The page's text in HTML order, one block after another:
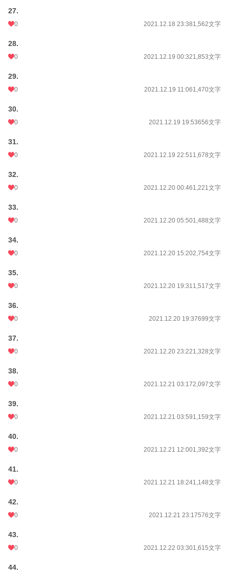
27.
0 2021.12.18 23:381,562文字
28.
0 2021.12.19 00:321,853文字
29.
0 2021.12.19 11:061,470文字
30.
0 2021.12.19 19:53656文字
31.
0 2021.12.19 22:511,678文字
32.
0 2021.12.20 00:461,221文字
33.
0 2021.12.20 05:501,488文字
34.
0 2021.12.20 15:202,754文字
35.
0 2021.12.20 19:311,517文字
36.
0 2021.12.20 19:37699文字
37.
0 2021.12.20 23:221,328文字
38.
0 2021.12.21 03:172,097文字
39.
0 2021.12.21 03:591,159文字
40.
0 2021.12.21 12:001,392文字
41.
0 2021.12.21 18:241,148文字
42.
0 2021.12.21 23:17576文字
43.
0 2021.12.22 03:301,615文字
44.